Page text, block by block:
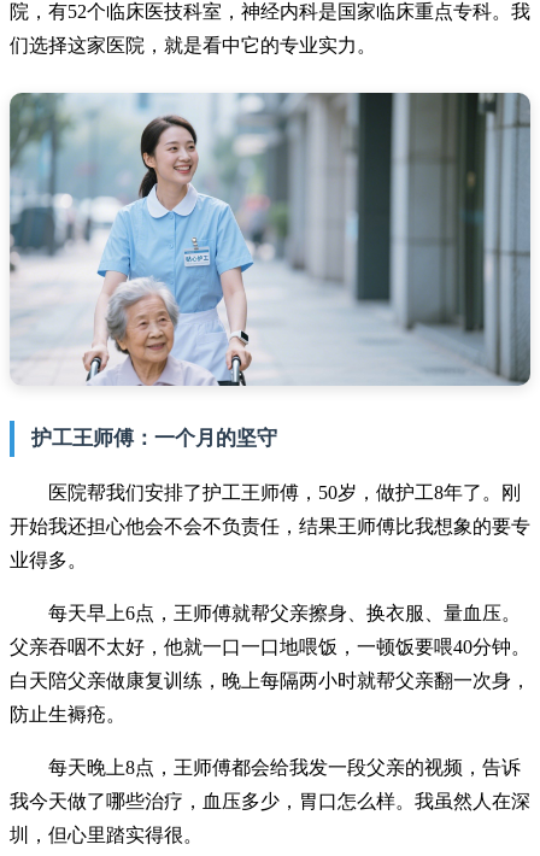
院，有52个临床医技科室，神经内科是国家临床重点专科。我
们选择这家医院，就是看中它的专业实力。
护工王师傅：一个月的坚守
医院帮我们安排了护工王师傅，50岁，做护工8年了。刚
开始我还担心他会不会不负责任，结果王师傅比我想象的要专
业得多。
每天早上6点，王师傅就帮父亲擦身、换衣服、量血压。
父亲吞咽不太好，他就一口一口地喂饭，一顿饭要喂40分钟。
白天陪父亲做康复训练，晚上每隔两小时就帮父亲翻一次身，
防止生褥疮。
每天晚上8点，王师傅都会给我发一段父亲的视频，告诉
我今天做了哪些治疗，血压多少，胃口怎么样。我虽然人在深
圳，但心里踏实得很。